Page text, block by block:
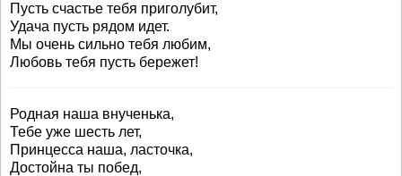
Пусть счастье тебя приголубит,
Удача пусть рядом идет.
Мы очень сильно тебя любим,
Любовь тебя пусть бережет!
Родная наша внученька,
Тебе уже шесть лет,
Принцесса наша, ласточка,
Достойна ты побед,